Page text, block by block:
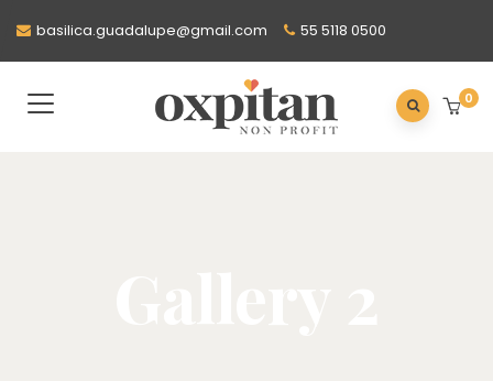
basilica.guadalupe@gmail.com 55 5118 0500
0